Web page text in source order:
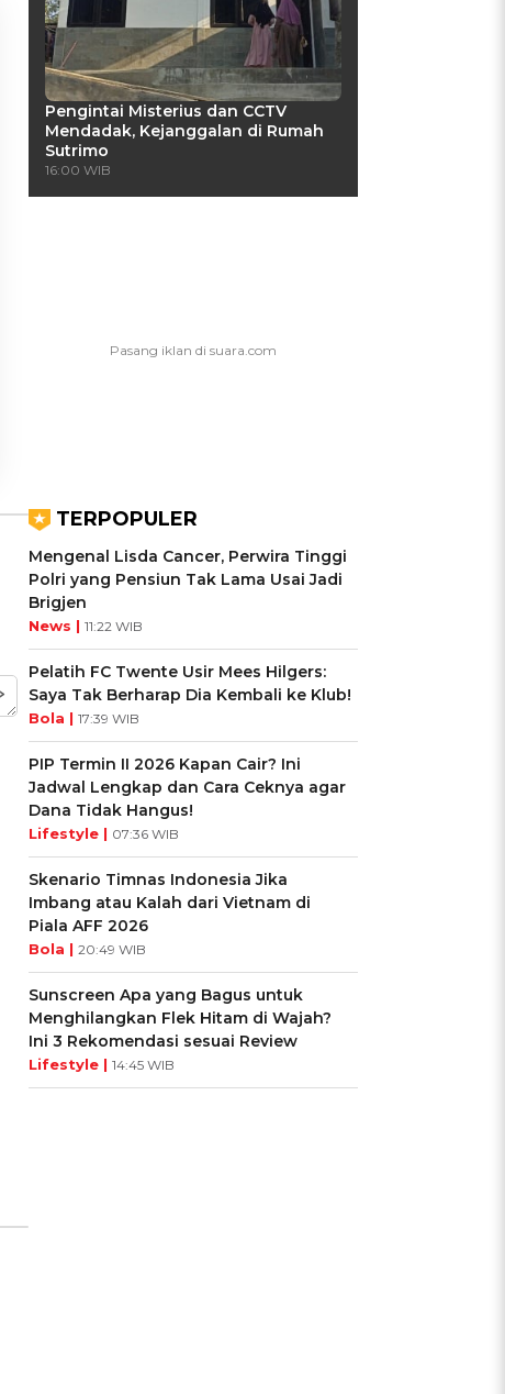
Pengintai Misterius dan CCTV
Mendadak, Kejanggalan di Rumah
Sutrimo
16:00 WIB
TERPOPULER
Mengenal Lisda Cancer, Perwira Tinggi
Polri yang Pensiun Tak Lama Usai Jadi
Brigjen
News | 11:22 WIB
Pelatih FC Twente Usir Mees Hilgers:
Saya Tak Berharap Dia Kembali ke Klub!
Bola | 17:39 WIB
PIP Termin II 2026 Kapan Cair? Ini
Jadwal Lengkap dan Cara Ceknya agar
Dana Tidak Hangus!
Lifestyle | 07:36 WIB
Skenario Timnas Indonesia Jika
Imbang atau Kalah dari Vietnam di
Piala AFF 2026
Bola | 20:49 WIB
Sunscreen Apa yang Bagus untuk
Menghilangkan Flek Hitam di Wajah?
Ini 3 Rekomendasi sesuai Review
Lifestyle | 14:45 WIB